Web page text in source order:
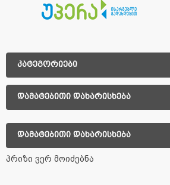
კატეგორიები
დამატებითი დახარისხება
დამატებითი დახარისხება
პრიზი ვერ მოიძებნა